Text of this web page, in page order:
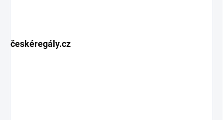
českéregály.cz